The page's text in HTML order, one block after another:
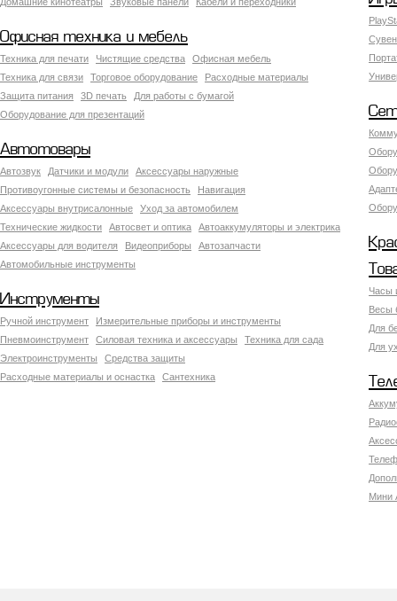
Офисная техника и мебель
Техника для печати Чистящие средства
Офисная мебель
Техника для связи
Торговое оборудование
Расходные материалы
Защита питания
3D печать
Для работы с бумагой
Оборудование для презентаций
Автотовары
Автозвук Датчики и модули
Аксессуары наружные
Противоугонные системы и безопасность
Навигация
Аксесcуары внутрисалонные
Уход за автомобилем
Технические жидкости
Автосвет и оптика
Автоаккумуляторы и электрика
Аксессуары для водителя
Видеоприборы
Автозапчасти
Автомобильные инструменты
Часы
Весы
Для
Для
Инструменты
Ручной инструмент
Измерительные приборы и инструменты
Пневмоинструмент
Силовая техника и аксессуары
Техника для сада
Электроинструменты
Средства защиты
Расходные материалы и оснастка
Сантехника
Мини